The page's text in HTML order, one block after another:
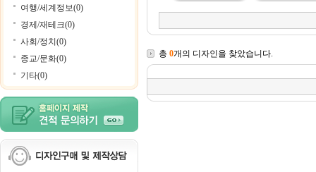
여행/세계정보(0)
경제/재테크(0)
사회/정치(0)
종교/문화(0)
기타(0)
총 0개의 디자인을 찾았습니다.